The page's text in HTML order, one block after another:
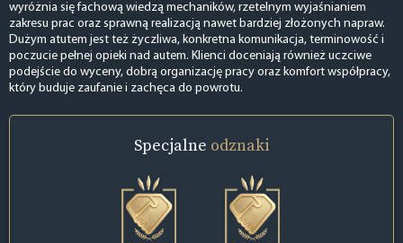
wyróżnia się fachową wiedzą mechaników, rzetelnym wyjaśnianiem
zakresu prac oraz sprawną realizacją nawet bardziej złożonych napraw.
Dużym atutem jest też życzliwa, konkretna komunikacja, terminowość i
poczucie pełnej opieki nad autem. Klienci doceniają również uczciwe
podejście do wyceny, dobrą organizację pracy oraz komfort współpracy,
który buduje zaufanie i zachęca do powrotu.
Specjalne odznaki